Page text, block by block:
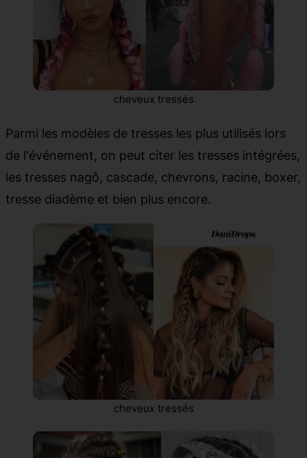
cheveux tressés
Parmi les modèles de tresses les plus utilisés lors
de l'événement, on peut citer les tresses intégrées,
les tresses nagô, cascade, chevrons, racine, boxer,
tresse diadème et bien plus encore.
cheveux tressés